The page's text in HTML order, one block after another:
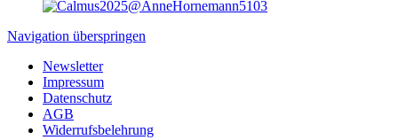
Navigation überspringen
Newsletter
Impressum
Datenschutz
AGB
Widerrufsbelehrung